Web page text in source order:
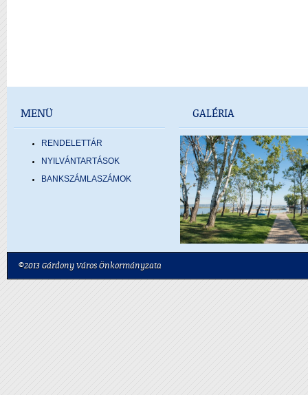
MENÜ
RENDELETTÁR
NYILVÁNTARTÁSOK
BANKSZÁMLASZÁMOK
GALÉRIA
©2013 Gárdony Város Önkormányzata